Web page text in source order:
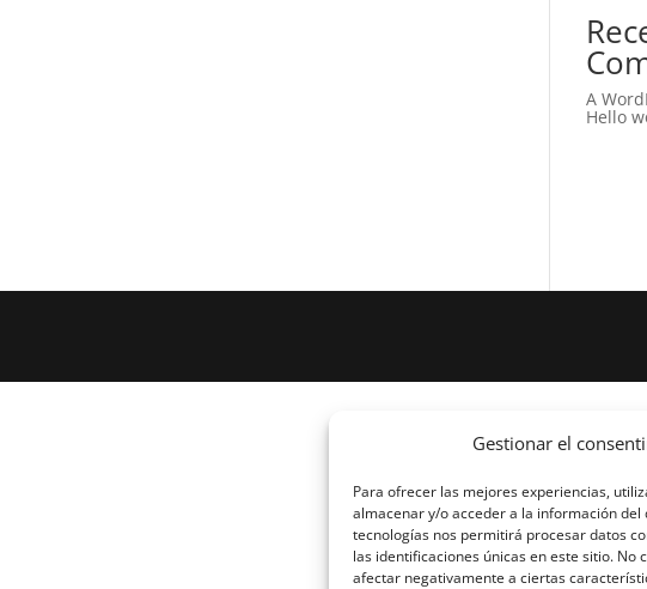
Gestionar el
Para ofrecer las mejores experiencias,
almacenar y/o acceder a la información
tecnologías nos permitirá procesar datos
las identificaciones únicas en este sitio.
afectar negativamente a ciertas
A
Hello